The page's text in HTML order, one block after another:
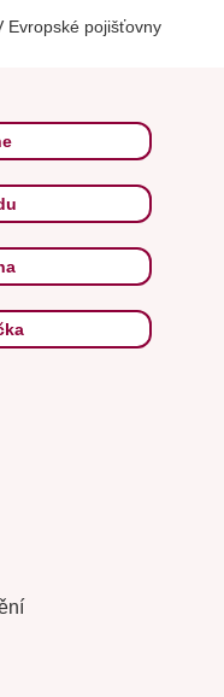
Evropské pojišťovny